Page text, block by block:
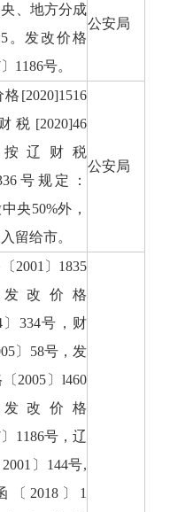
、地方分成
。发改价格
〕1186号。
公安局
[2020]1516
税[2020]46
辽财税
号规定：
央50%外，
留给市。
公安局
2001〕1835
改价格
〕334号，财
〕58号，发
2005〕l460
改价格
〕1186号，辽
〕144号,
〔2018〕1